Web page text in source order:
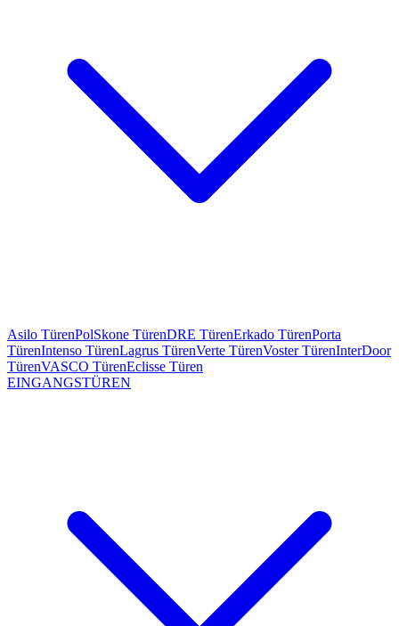
Asilo TürenPolSkone TürenDRE TürenErkado TürenPorta
TürenIntenso TürenLagrus TürenVerte TürenVoster TürenInterDoor
TürenVASCO TürenEclisse Türen
EINGANGSTÜREN